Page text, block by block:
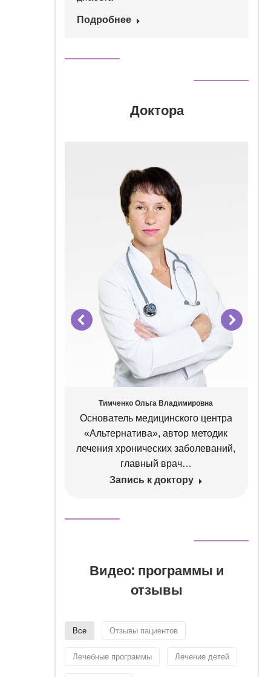
Подробнее
Доктора
Тимченко Ольга Владимировна
Основатель медицинского центра
«Альтернатива», автор методик
лечения хронических заболеваний,
главный врач…
Запись к доктору
Видео: программы и
отзывы
Все Отзывы пациентов
Лечебные программы Лечение детей